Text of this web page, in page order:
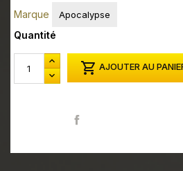
Marque Apocalypse
Quantité
 AJOUTER AU